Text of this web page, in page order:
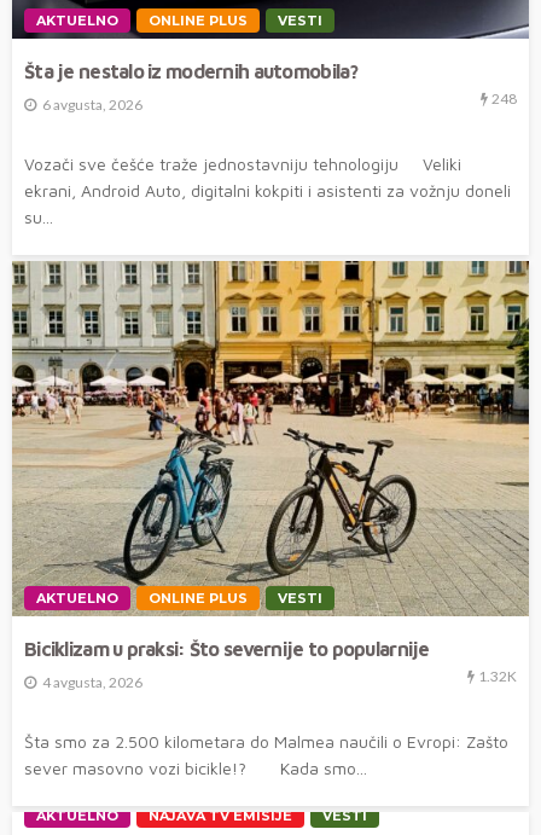
AKTUELNO ONLINE PLUS VESTI
Šta je nestalo iz modernih automobila?
6 avgusta, 2026 248
Vozači sve češće traže jednostavniju tehnologiju Veliki
ekrani, Android Auto, digitalni kokpiti i asistenti za vožnju doneli
su...
AKTUELNO ONLINE PLUS VESTI
Biciklizam u praksi: Što severnije to popularnije
4 avgusta, 2026 1.32K
Šta smo za 2.500 kilometara do Malmea naučili o Evropi: Zašto
sever masovno vozi bicikle!? Kada smo...
AKTUELNO NAJAVA TV EMISIJE VESTI